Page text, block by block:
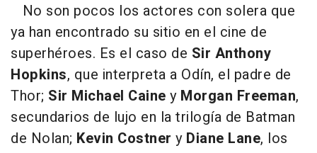
No son pocos los actores con solera que
ya han encontrado su sitio en el cine de
superhéroes. Es el caso de Sir Anthony
Hopkins, que interpreta a Odín, el padre de
Thor; Sir Michael Caine yMorgan Freeman,
secundarios de lujo en la trilogía de Batman
de Nolan; Kevin Costner y Diane Lane, los